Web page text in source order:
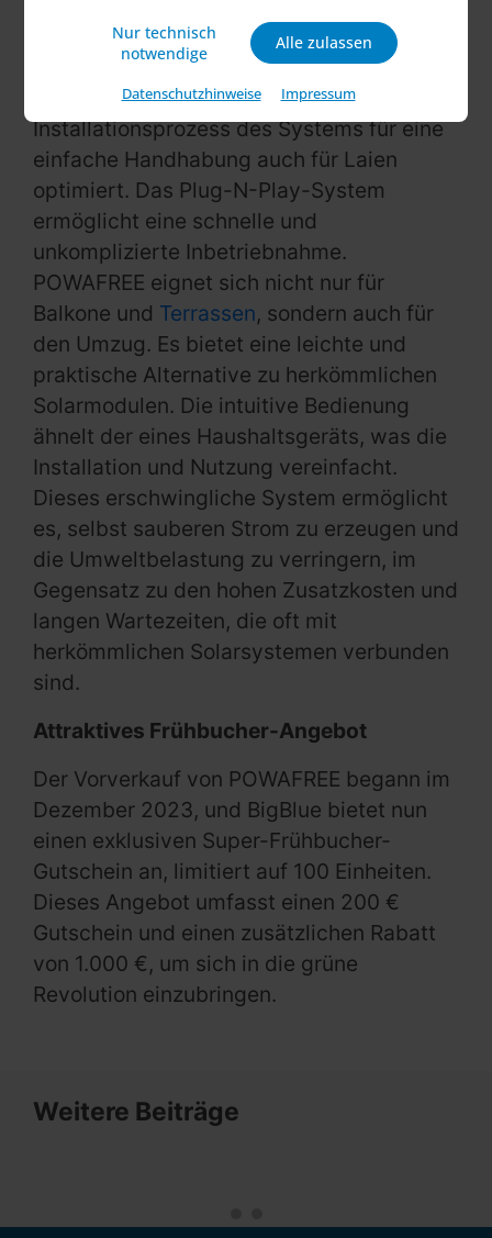
Nur technisch
notwendige
Alle zulassen
Datenschutzhinweise Impressum
Einfache Installation und Demontage
BigBlue hat das Design und den
Installationsprozess des Systems für eine
einfache Handhabung auch für Laien
optimiert. Das Plug-N-Play-System
ermöglicht eine schnelle und
unkomplizierte Inbetriebnahme.
POWAFREE eignet sich nicht nur für
Balkone und Terrassen, sondern auch für
den Umzug. Es bietet eine leichte und
praktische Alternative zu herkömmlichen
Solarmodulen. Die intuitive Bedienung
ähnelt der eines Haushaltsgeräts, was die
Installation und Nutzung vereinfacht.
Dieses erschwingliche System ermöglicht
es, selbst sauberen Strom zu erzeugen und
die Umweltbelastung zu verringern, im
Gegensatz zu den hohen Zusatzkosten und
langen Wartezeiten, die oft mit
herkömmlichen Solarsystemen verbunden
sind.
Attraktives Frühbucher-Angebot
Der Vorverkauf von POWAFREE begann im
Dezember 2023, und BigBlue bietet nun
einen exklusiven Super-Frühbucher-
Gutschein an, limitiert auf 100 Einheiten.
Dieses Angebot umfasst einen 200 €
Gutschein und einen zusätzlichen Rabatt
von 1.000 €, um sich in die grüne
Revolution einzubringen.
Weitere Beiträge